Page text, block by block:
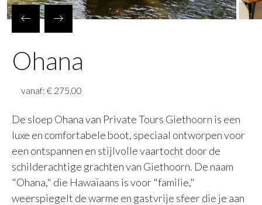
Ohana
vanaf: € 275,00
De sloep Ohana van Private Tours Giethoorn is een
luxe en comfortabele boot, speciaal ontworpen voor
een ontspannen en stijlvolle vaartocht door de
schilderachtige grachten van Giethoorn. De naam
"Ohana," die Hawaïaans is voor "familie,"
weerspiegelt de warme en gastvrije sfeer die je aan